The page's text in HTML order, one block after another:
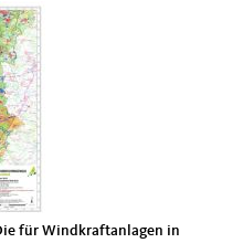
für Windkraftanlagen in